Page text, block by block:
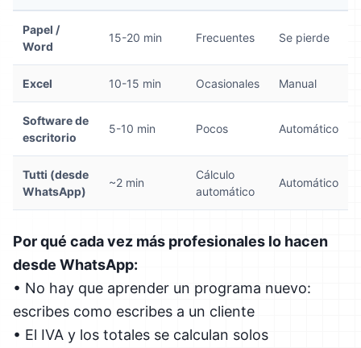
Papel /
Word
15-20 min Frecuentes Se pierde
Excel 10-15 min Ocasionales Manual
Software de
escritorio
5-10 min Pocos Automático
Tutti (desde
WhatsApp)
~2 min
Cálculo
automático
Automático
Por qué cada vez más profesionales lo hacen
desde WhatsApp:
• No hay que aprender un programa nuevo:
escribes como escribes a un cliente
• El IVA y los totales se calculan solos